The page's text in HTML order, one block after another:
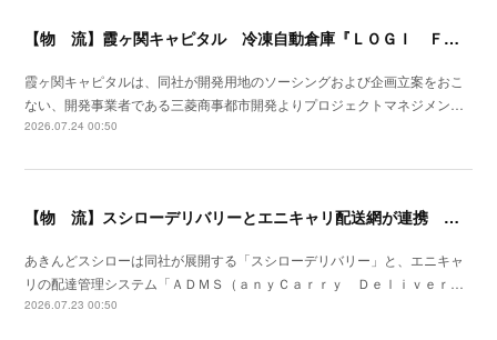
【物 流】霞ヶ関キャピタル 冷凍自動倉庫『ＬＯＧＩ ＦＬＡＧ ＴＥＣＨ 東扇島Ⅰ』竣工
霞ヶ関キャピタルは、同社が開発用地のソーシングおよび企画立案をおこ
ない、開発事業者である三菱商事都市開発よりプロジェクトマネジメン…
2026.07.24 00:50
【物 流】スシローデリバリーとエニキャリ配送網が連携 ２０２６年７月全国展開開始
あきんどスシローは同社が展開する「スシローデリバリー」と、エニキャ
リの配達管理システム「ＡＤＭＳ（ａｎｙＣａｒｒｙ Ｄｅｌｉｖｅｒ…
2026.07.23 00:50